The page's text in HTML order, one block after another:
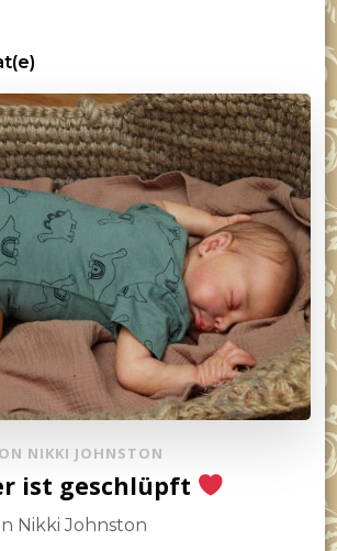
NIKKI JOHNSTON
ist geschlüpft
Nikki Johnston